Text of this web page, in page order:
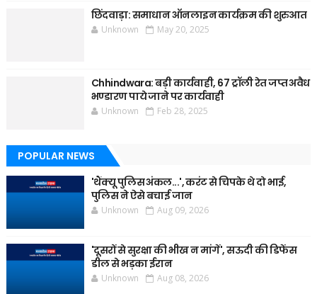
छिंदवाड़ा: समाधान ऑनलाइन कार्यक्रम की शुरुआत
Unknown May 20, 2025
Chhindwara: बड़ी कार्यवाही, 67 ट्रॉली रेत जप्त अवैध
भण्डारण पाये जाने पर कार्यवाही
Unknown Feb 28, 2025
POPULAR NEWS
'थैंक्यू पुलिस अंकल...', करंट से चिपके थे दो भाई,
पुलिस ने ऐसे बचाई जान
Unknown Aug 09, 2026
'दूसरों से सुरक्षा की भीख न मांगें', सऊदी की डिफेंस
डील से भड़का ईरान
Unknown Aug 08, 2026